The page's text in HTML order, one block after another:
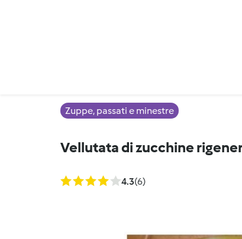
Zuppe, passati e minestre
Vellutata di zucchine
4.3(6)